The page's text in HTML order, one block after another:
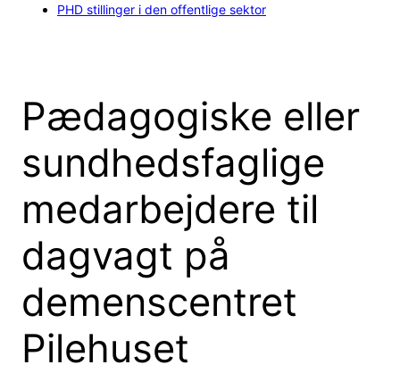
PHD stillinger i den offentlige sektor
Pædagogiske eller
sundhedsfaglige
medarbejdere til
dagvagt på
demenscentret
Pilehuset